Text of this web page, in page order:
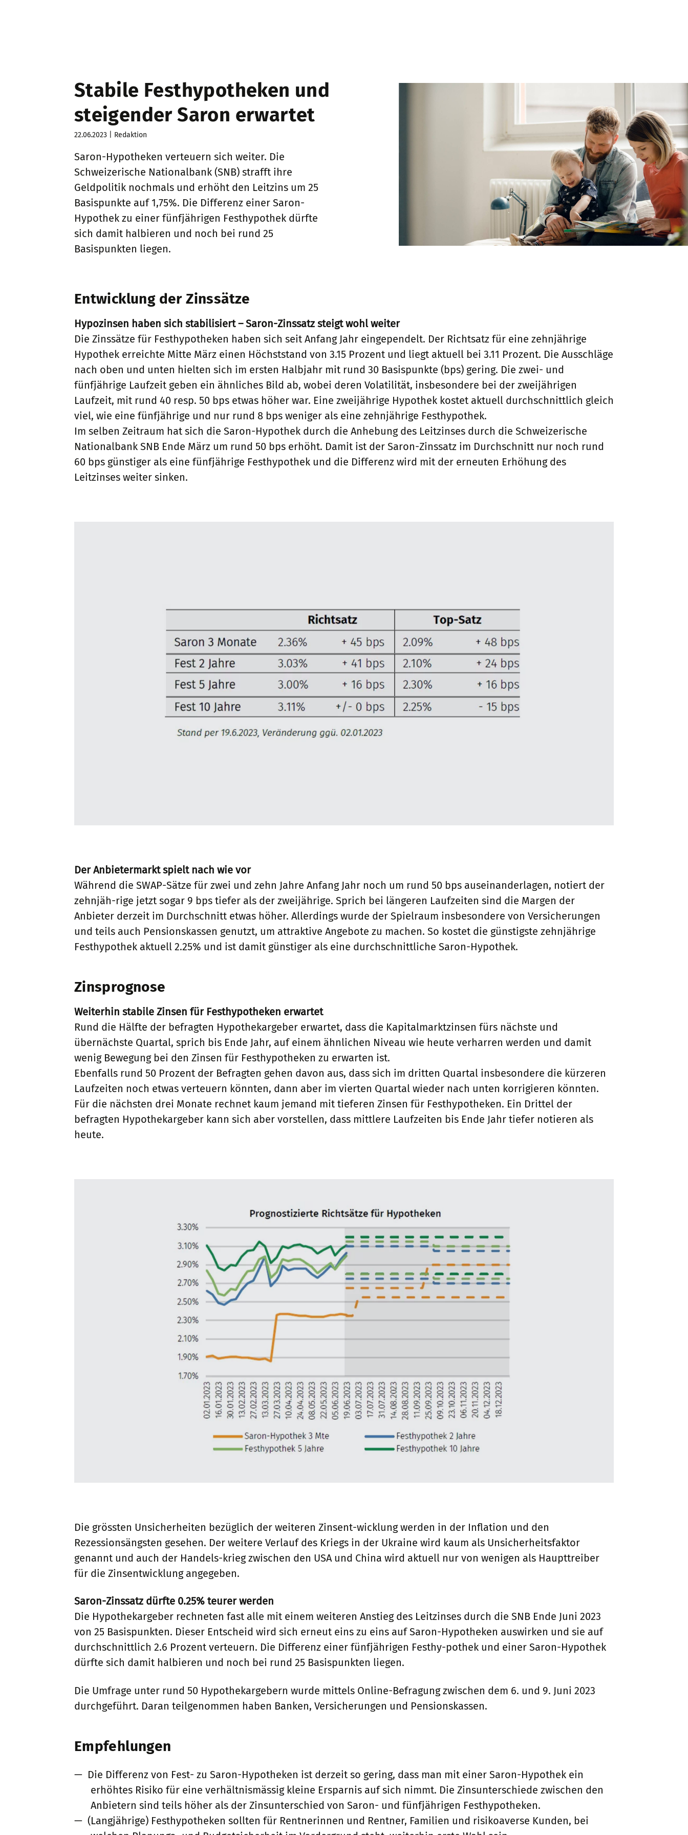
Stabile Festhypotheken und
steigender Saron erwartet
22.06.2023 | Redaktion
Saron-Hypotheken verteuern sich weiter. Die
Schweizerische Nationalbank (SNB) strafft ihre
Geldpolitik nochmals und erhöht den Leitzins um 25
Basispunkte auf 1,75%. Die Differenz einer Saron-
Hypothek zu einer fünfjährigen Festhypothek dürfte
sich damit halbieren und noch bei rund 25
Basispunkten liegen.
Entwicklung der Zinssätze
Hypozinsen haben sich stabilisiert – Saron-Zinssatz steigt wohl weiter
Die Zinssätze für Festhypotheken haben sich seit Anfang Jahr eingependelt. Der Richtsatz für eine zehnjährige
Hypothek erreichte Mitte März einen Höchststand von 3.15 Prozent und liegt aktuell bei 3.11 Prozent. Die Ausschläge
nach oben und unten hielten sich im ersten Halbjahr mit rund 30 Basispunkte (bps) gering. Die zwei- und
fünfjährige Laufzeit geben ein ähnliches Bild ab, wobei deren Volatilität, insbesondere bei der zweijährigen
Laufzeit, mit rund 40 resp. 50 bps etwas höher war. Eine zweijährige Hypothek kostet aktuell durchschnittlich gleich
viel, wie eine fünfjährige und nur rund 8 bps weniger als eine zehnjährige Festhypothek.
Im selben Zeitraum hat sich die Saron-Hypothek durch die Anhebung des Leitzinses durch die Schweizerische
Nationalbank SNB Ende März um rund 50 bps erhöht. Damit ist der Saron-Zinssatz im Durchschnitt nur noch rund
60 bps günstiger als eine fünfjährige Festhypothek und die Differenz wird mit der erneuten Erhöhung des
Leitzinses weiter sinken.
Der Anbietermarkt spielt nach wie vor
Während die SWAP-Sätze für zwei und zehn Jahre Anfang Jahr noch um rund 50 bps auseinanderlagen, notiert der
zehnjäh-rige jetzt sogar 9 bps tiefer als der zweijährige. Sprich bei längeren Laufzeiten sind die Margen der
Anbieter derzeit im Durchschnitt etwas höher. Allerdings wurde der Spielraum insbesondere von Versicherungen
und teils auch Pensionskassen genutzt, um attraktive Angebote zu machen. So kostet die günstigste zehnjährige
Festhypothek aktuell 2.25% und ist damit günstiger als eine durchschnittliche Saron-Hypothek.
Zinsprognose
Weiterhin stabile Zinsen für Festhypotheken erwartet
Rund die Hälfte der befragten Hypothekargeber erwartet, dass die Kapitalmarktzinsen fürs nächste und
übernächste Quartal, sprich bis Ende Jahr, auf einem ähnlichen Niveau wie heute verharren werden und damit
wenig Bewegung bei den Zinsen für Festhypotheken zu erwarten ist.
Ebenfalls rund 50 Prozent der Befragten gehen davon aus, dass sich im dritten Quartal insbesondere die kürzeren
Laufzeiten noch etwas verteuern könnten, dann aber im vierten Quartal wieder nach unten korrigieren könnten.
Für die nächsten drei Monate rechnet kaum jemand mit tieferen Zinsen für Festhypotheken. Ein Drittel der
befragten Hypothekargeber kann sich aber vorstellen, dass mittlere Laufzeiten bis Ende Jahr tiefer notieren als
heute.
Die grössten Unsicherheiten bezüglich der weiteren Zinsent-wicklung werden in der Inflation und den
Rezessionsängsten gesehen. Der weitere Verlauf des Kriegs in der Ukraine wird kaum als Unsicherheitsfaktor
genannt und auch der Handels-krieg zwischen den USA und China wird aktuell nur von wenigen als Haupttreiber
für die Zinsentwicklung angegeben.
Saron-Zinssatz dürfte 0.25% teurer werden
Die Hypothekargeber rechneten fast alle mit einem weiteren Anstieg des Leitzinses durch die SNB Ende Juni 2023
von 25 Basispunkten. Dieser Entscheid wird sich erneut eins zu eins auf Saron-Hypotheken auswirken und sie auf
durchschnittlich 2.6 Prozent verteuern. Die Differenz einer fünfjährigen Festhy-pothek und einer Saron-Hypothek
dürfte sich damit halbieren und noch bei rund 25 Basispunkten liegen.
Die Umfrage unter rund 50 Hypothekargebern wurde mittels Online-Befragung zwischen dem 6. und 9. Juni 2023
durchgeführt. Daran teilgenommen haben Banken, Versicherungen und Pensionskassen.
Empfehlungen
Die Differenz von Fest- zu Saron-Hypotheken ist derzeit so gering, dass man mit einer Saron-Hypothek ein
erhöhtes Risiko für eine verhältnismässig kleine Ersparnis auf sich nimmt. Die Zinsunterschiede zwischen den
Anbietern sind teils höher als der Zinsunterschied von Saron- und fünfjährigen Festhypotheken.
(Langjährige) Festhypotheken sollten für Rentnerinnen und Rentner, Familien und risikoaverse Kunden, bei